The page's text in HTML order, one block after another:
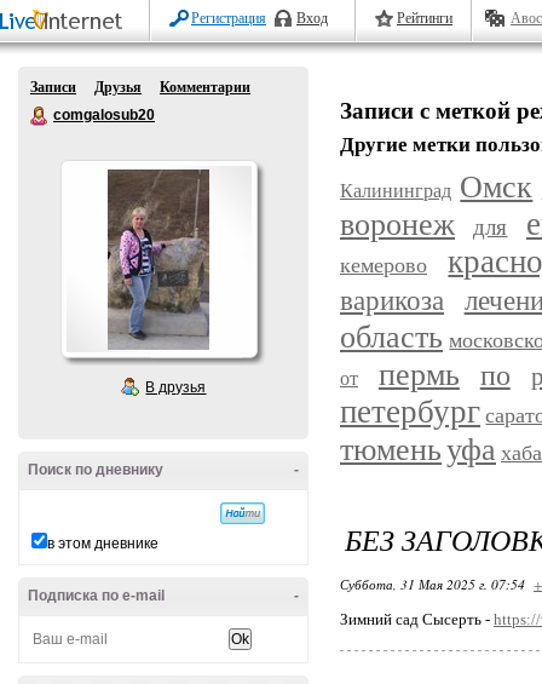
Регистрация Вход Рейтинги
Записи Друзья
Комментарии
comgalosub20
В друзья
-
Поиск по дневнику
в этом дневнике
-
Подписка по e-mail
Записи с меткой
Другие метки
Калининград Омск
воронеж для
кемерово
варикоза
область
от пермь по
петербург
тюменьуфа
БЕЗ
Суббота, 31 Мая 2025 г. 07:54
Зимний сад Сысерть -